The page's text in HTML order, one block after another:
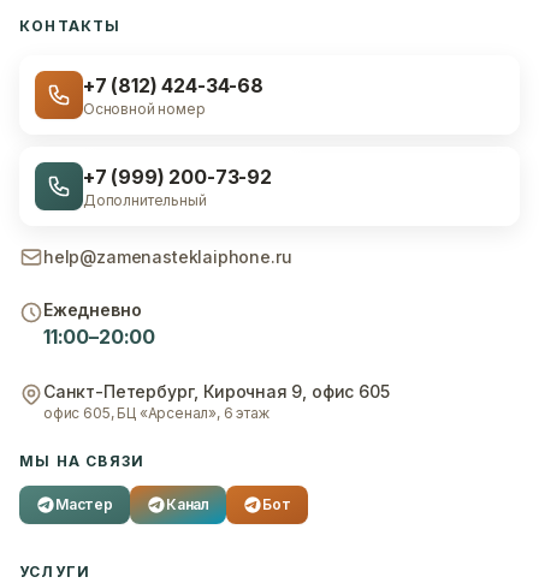
КОНТАКТЫ
+7 (812) 424-34-68
Основной номер
+7 (999) 200-73-92
Дополнительный
help@zamenasteklaiphone.ru
Ежедневно
11:00–20:00
Санкт-Петербург, Кирочная 9, офис 605
офис 605, БЦ «Арсенал», 6 этаж
МЫ НА СВЯЗИ
Мастер Канал Бот
УСЛУГИ